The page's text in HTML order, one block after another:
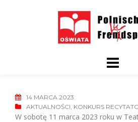
14 MARCA 2023
AKTUALNOŚCI, KONKURS
W sobotę 11 marca 2023 roku w